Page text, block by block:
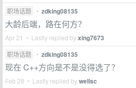
职场话题 • zdking08135
大龄后端，路在何方？
Apr 21 • Lastly replied byxing7673
职场话题 • zdking08135
现在 C++方向是不是没得选了？
Feb 28 • Lastly replied bywellsc